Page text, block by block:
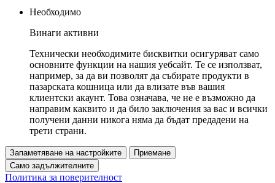
Необходимо
Винаги активни
Технически необходимите бисквитки осигуряват само
основните функции на нашия уебсайт. Те се използват,
например, за да ви позволят да събирате продукти в
пазарската кошница или да влизате във вашия
клиентски акаунт. Това означава, че не е възможно да
направим каквито и да било заключения за вас и всички
получени данни никога няма да бъдат предадени на
трети страни.
Запаметяване на настройките
Приемане
Само задължителните
Политика за поверителност